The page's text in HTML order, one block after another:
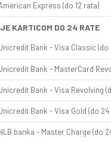
Express (do 12 rata)
KARTICOM DO 24 RATE
Bank - Visa Classic (do
Bank - MasterCard
Bank - Visa Revolving
Bank - Visa Gold (do 24
banka - Master Charge (do